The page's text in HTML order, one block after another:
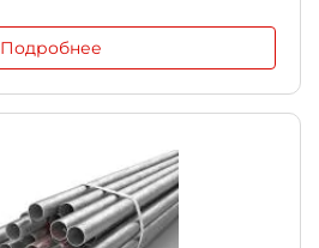
Подробнее